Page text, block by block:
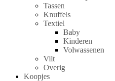
Tassen
Knuffels
Textiel
Baby
Kinderen
Volwassenen
Vilt
Overig
Koopjes